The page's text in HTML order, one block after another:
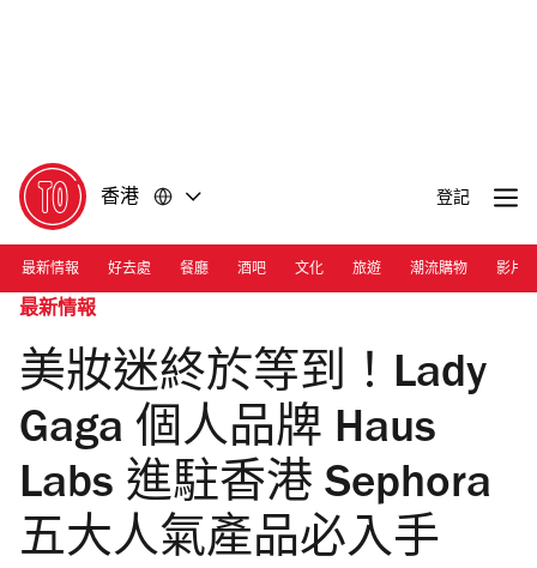
香港 登記
最新情報 好去處 餐廳 酒吧 文化 旅遊 潮流購物 影片
最新情報
美妝迷終於等到！Lady
Gaga 個人品牌 Haus
Labs 進駐香港 Sephora
五大人氣產品必入手